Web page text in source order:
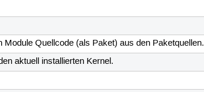
Quellcode (als Paket) aus den Paketquellen.
aktuell installierten Kernel.